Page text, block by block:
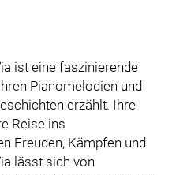
ist eine faszinierende
Pianomelodien und
erzählt. Ihre
Reise ins
Freuden, Kämpfen und
lässt sich von